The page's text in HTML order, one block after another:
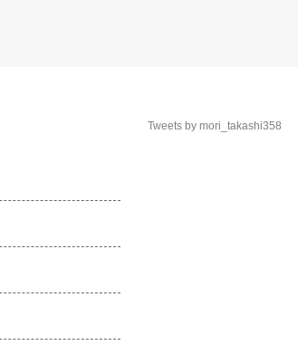
Tweets by mori_takashi358